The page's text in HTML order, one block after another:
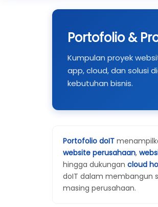
Portofolio &
Kumpulan proyek
app, cloud, dan solusi
kebutuhan bisnis.
Portofolio doIT
website perusahaan,
hingga dukungan cloud
doIT dalam membangun
masing perusahaan.